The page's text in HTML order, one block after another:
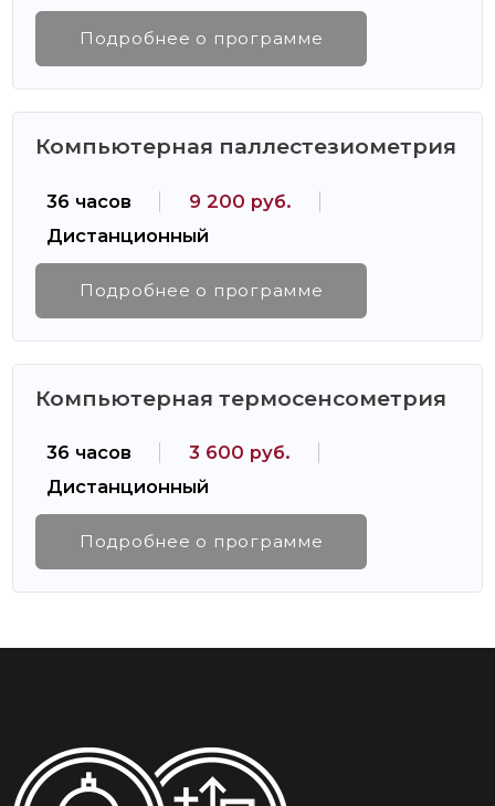
Подробнее о программе
Компьютерная паллестезиометрия
36 часов
9 200 руб.
Дистанционный
Подробнее о программе
Компьютерная термосенсометрия
36 часов
3 600 руб.
Дистанционный
Подробнее о программе